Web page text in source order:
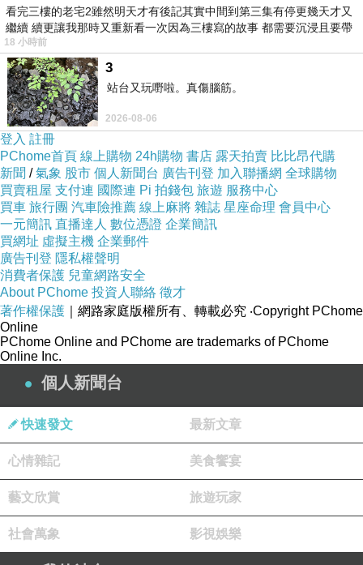
人花在工作上的時間經常比花在其它活動（例如
家庭）長，
如果不喜歡自己的工作，就不會非常快樂，
更遑論幫助別人快樂了！
我在學期最後一堂課中希望學生記得的最重要秘
訣是，
把自己的第一個工作當成是世上最好的工作。
當認為現有的是最好的工作時，許多神奇的事情
將發生，
讓我們愈來愈快樂，別人也會因我們而快樂。
如果覺得擁有的是世上最好的工作，
一定會珍惜它，盡全力做好工作，
許，
這種從工作來的「正回饋」讓我們快樂而更加喜
從而培養出一種成功的工作態度，
不僅把份內工作做好，也會願意幫助別人把工作
看完三樓的老宅2雖然明天才有後記其實中間到第三集有停更幾天才又
繼續 續更讓我那時又重新看一次因為三樓寫的故事 都需要沉浸且要帶
有
18 小時前
3
站台又玩嘢啦。真傷腦筋。
2026-08-06
登入 註冊
PChome首頁 線上購物 24h購物 書店 露天拍賣 比比昂代購
新聞 /氣象 股市 個人新聞台 廣告刊登 加入聯播網 全球購物
買賣租屋 支付連 國際連 Pi 拍錢包 旅遊 服務中心
買車 旅行團 汽車險推薦 線上麻將 雜誌 星座命理 會員中心
一元簡訊 直播達人 數位憑證 企業簡訊
買網址 虛擬主機 企業郵件
廣告刊登 隱私權聲明
消費者保護 兒童網路安全
About PChome 投資人聯絡 徵才
著作權保護 ｜網路家庭版權所有、轉載必究 ‧Copyright PChome
Online
PChome Online and PChome are trademarks of PChome
Online Inc.
個人新聞台
快速發文 最新文章
心情雜記 美食饗宴
藝文欣賞 旅遊玩家
社會萬象 影視娛樂